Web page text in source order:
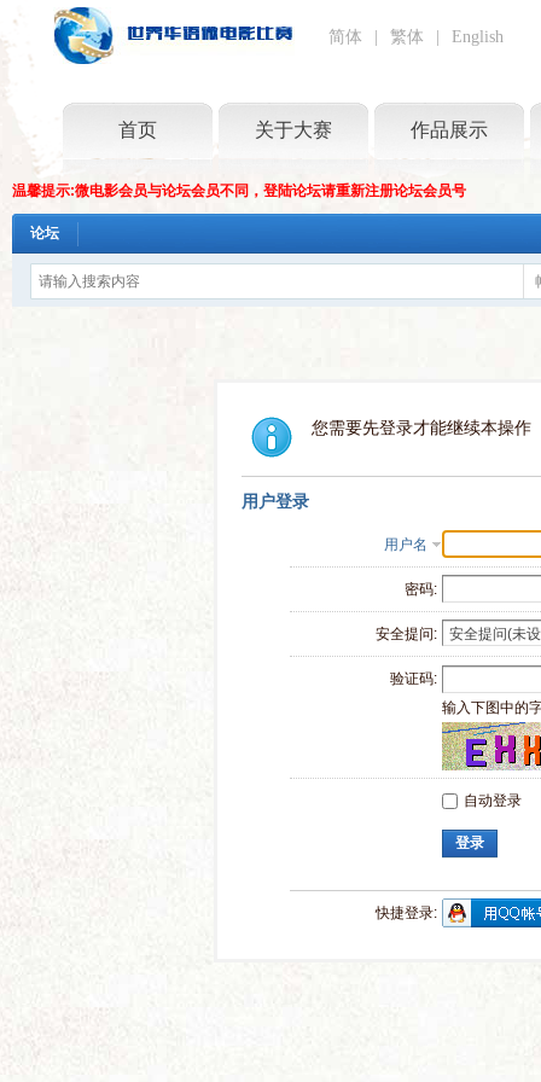
简体 繁体 English
首页 关于大赛 作品展示
温馨提示:微电影会员与论坛会员不同，登陆论坛请重新注册论坛会员号
论坛
您需要先登录才能继续本操作
用户登录
用户名
密码:
安全提问:
验证码:
输入下图中的
自动登录
登录
快捷登录: